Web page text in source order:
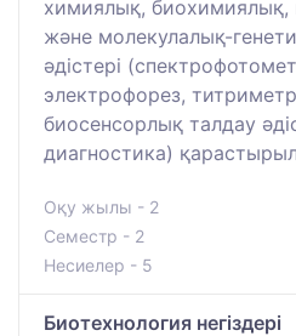
химиялық, биохимиялық,
және молекулалық-
әдістері
электрофорез,
биосенсорлық талдау
диагностика)
Оқу жылы - 2
Семестр - 2
Несиелер - 5
Биотехнология негіздері